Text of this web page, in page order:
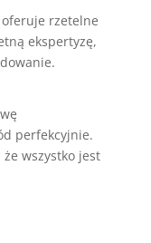
oferuje rzetelne
ekspertyzę,
perfekcyjnie.
wszystko jest